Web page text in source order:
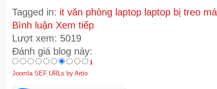
Tagged in: it văn phòng laptop laptop bị treo
Bình luận Xem tiếp
Lượt xem: 5019
Đánh giá blog này:
1
Joomla SEF URLs by Artio